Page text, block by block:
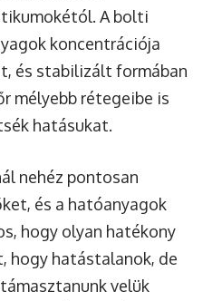
A bolti
koncentrációja
és stabilizált formában
mélyebb rétegeibe is
hatásukat.
nehéz pontosan
és a hatóanyagok
hogy olyan hatékony
hogy hatástalanok, de
velük